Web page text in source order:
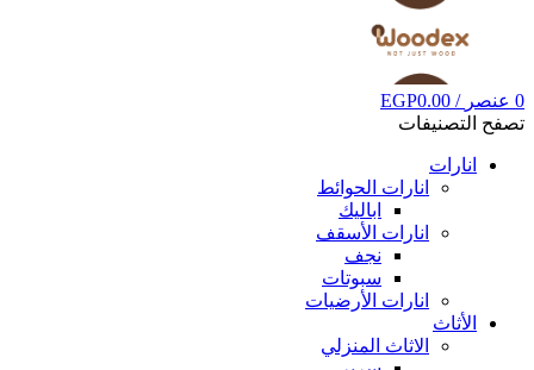
0 عنصر /
EGP0.00
تصفح التصنيفات
انارات
انارات الحوائط
اباليك
انارات الأسقف
نجف
سبوتات
انارات الأرضيات
الأثاث
الاثاث المنزلي